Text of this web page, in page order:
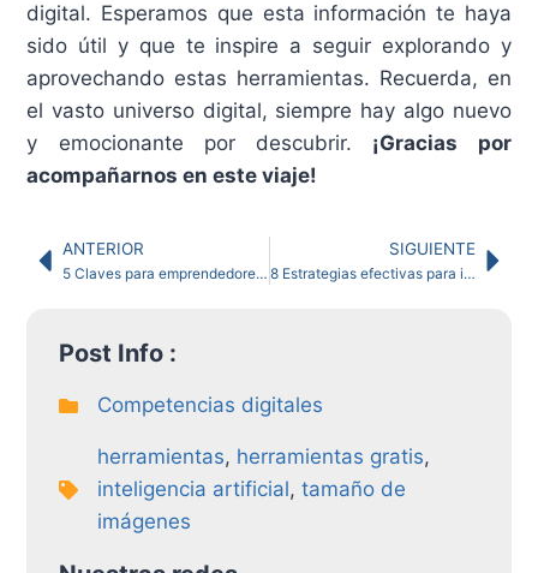
digital. Esperamos que esta información te haya
sido útil y que te inspire a seguir explorando y
aprovechando estas herramientas. Recuerda, en
el vasto universo digital, siempre hay algo nuevo
y emocionante por descubrir. ¡Gracias por
acompañarnos en este viaje!
ANTERIOR
5 Claves para emprendedores antes de fin de año 2023
SIGUIENTE
8 Estrategias efectivas para impulsar la participación en conferencias
Post Info :
Competencias digitales
herramientas, herramientas gratis,
inteligencia artificial,tamaño de
imágenes